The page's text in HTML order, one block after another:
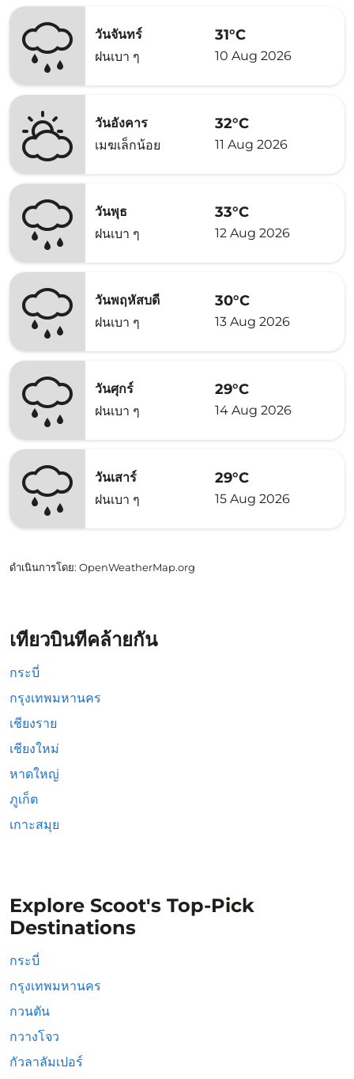
วันจันทร์
ฝนเบา ๆ
31°C
10 Aug 2026
วันอังคาร
เมฆเล็กน้อย
32°C
11 Aug 2026
วันพุธ
ฝนเบา ๆ
33°C
12 Aug 2026
วันพฤหัสบดี
ฝนเบา ๆ
30°C
13 Aug 2026
วันศุกร์
ฝนเบา ๆ
29°C
14 Aug 2026
วันเสาร์
ฝนเบา ๆ
29°C
15 Aug 2026
ดำเนินการโดย: OpenWeatherMap.org
เที่ยวบินที่คล้ายกัน
กระบี่
กรุงเทพมหานคร
เชียงราย
เชียงใหม่
หาดใหญ่
ภูเก็ต
เกาะสมุย
Explore Scoot's Top-Pick
Destinations
กระบี่
กรุงเทพมหานคร
กวนตัน
กวางโจว
กัวลาลัมเปอร์